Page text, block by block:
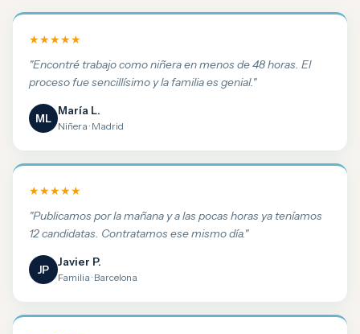
★★★★★
"Encontré trabajo como niñera en menos de 48 horas. El
proceso fue sencillísimo y la familia es genial."
ML
María L.
Niñera · Madrid
★★★★★
"Publicamos por la mañana y a las pocas horas ya teníamos
12 candidatas. Contratamos ese mismo día."
JP
Javier P.
Familia · Barcelona